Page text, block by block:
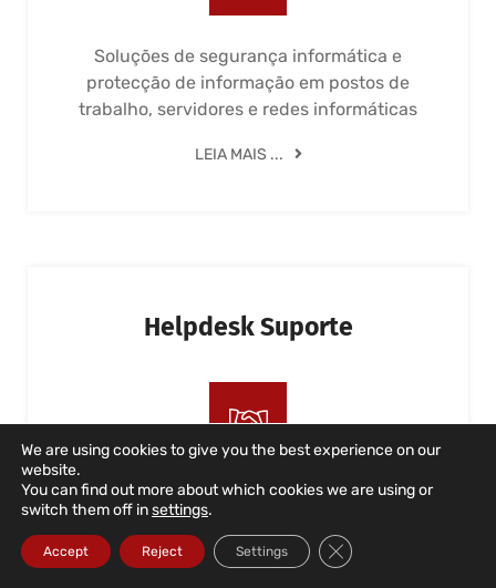
Soluções de segurança informática e
protecção de informação em postos de
trabalho, servidores e redes informáticas
LEIA MAIS ...
Helpdesk Suporte
Suporte informático a utlizadores, locais
empresarial
We are using cookies to give you the best experience on our
website.
You can find out more about which cookies we are using or
switch them off insettings.
Accept Reject Settings Close GDPR Cookie